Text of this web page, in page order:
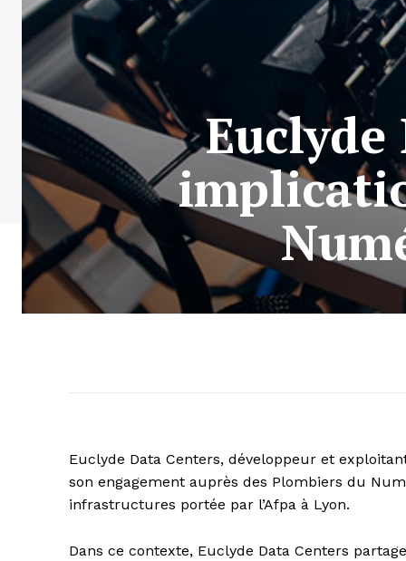
Euclyde Data Centers, développeur et
son engagement auprès des Plombiers du
infrastructures portée par l’Afpa à Lyon.
Dans ce contexte, Euclyde Data Centers